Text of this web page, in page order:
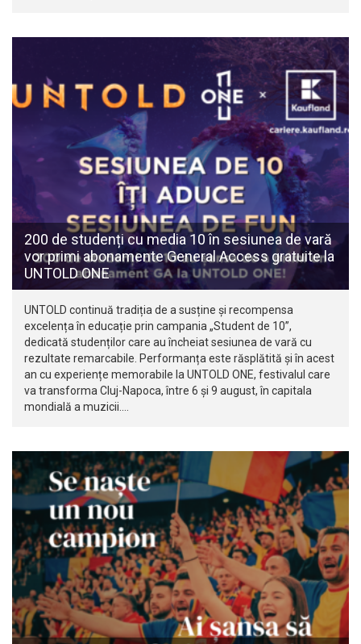
200 de studenți cu media 10 în sesiunea de vară
vor primi abonamente General Access gratuite la
UNTOLD ONE
UNTOLD continuă tradiția de a susține și recompensa
excelența în educație prin campania „Student de 10”,
dedicată studenților care au încheiat sesiunea de vară cu
rezultate remarcabile. Performanța este răsplătită și în acest
an cu experiențe memorabile la UNTOLD ONE, festivalul care
va transforma Cluj-Napoca, între 6 și 9 august, în capitala
mondială a muzicii.…